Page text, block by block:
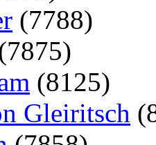
(7788)
(8125)
Gleiritsch